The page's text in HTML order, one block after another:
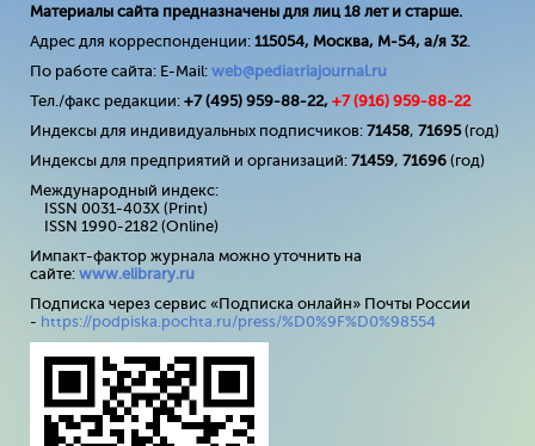
Материалы сайта предназначены для лиц 18 лет и старше.
Адрес для корреспонденции: 115054, Москва, М-54, а/я 32.
По работе сайта: E-Mail: web@pediatriajournal.ru
Тел./факс редакции: +7 (495) 959-88-22, +7 (916) 959-88-22
Индексы для индивидуальных подписчиков: 71458, 71695(год)
Индексы для предприятий и организаций: 71459, 71696 (год)
Международный индекс:
ISSN 0031-403X (Print)
ISSN 1990-2182 (Online)
Импакт-фактор журнала можно уточнить на
сайте: www.elibrary.ru
Подписка через сервис «Подписка онлайн» Почты России
- https://podpiska.pochta.ru/press/%D0%9F%D0%98554